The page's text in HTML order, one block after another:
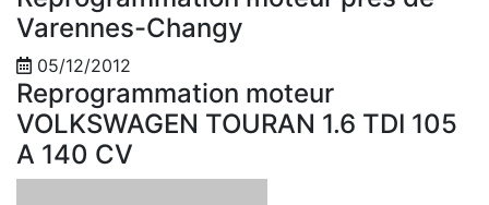
Varennes-Changy
05/12/2012
Reprogrammation moteur
VOLKSWAGEN TOURAN 1.6 TDI 105
A 140 CV